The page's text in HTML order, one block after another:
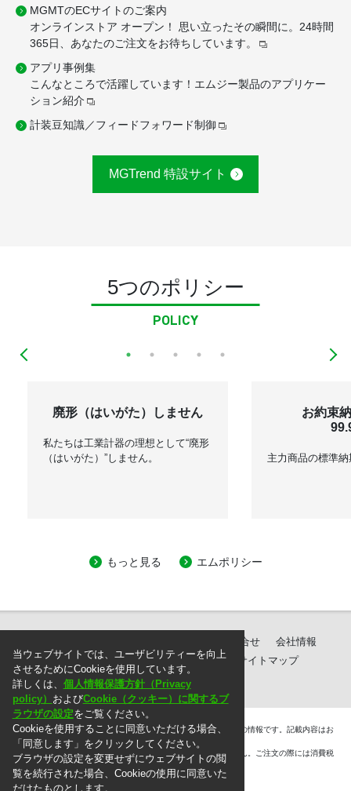
当ウェブサイトでは、ユーザビリティーを向上
させるためにCookieを使用しています。
詳しくは、 個人情報保護方針（Privacy
policy） およびCookie（クッキー）に関するブ
ラウザの設定をご覧ください。
Cookieを使用することに同意いただける場合、
「同意します」をクリックしてください。
ブラウザの設定を変更せずにウェブサイトの閲
覧を続行された場合、Cookieの使用に同意いた
だけたものとします。
MGMTのECサイトのご案内
オンラインストア オープン！ 思い立ったその瞬間に。24時間
365日、あなたのご注文をお待ちしています。
アプリ事例集
こんなところで活躍しています！エムジー製品のアプリケー
ション紹介
計装豆知識／フィードフォワード制御
MGTrend 特設サイト
5つのポリシー
POLICY
廃形 （はいがた） しません
私たちは工業計器の理想として“廃形
（はいがた）”しません。
お約束
主力商品の標準納
もっと見る エムポリシー
サポート・お問合せ
会社情報
個人情報保護方針
ご注文に際して サイトマップ
＊. 本ウェブサイト上に掲載されている情報は、掲載した時点での情報です。記載内容はお
断りなしに変更することがありますのでご了承ください。
＊. 本ウェブサイト上の表示価格には消費税は含まれておりません。ご注文の際には消費税
を別途頂戴いたします。